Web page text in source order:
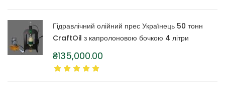
Гідравлічний олійний прес Українець 50 тонн
CraftOil з капролоновою бочкою 4 літри
₴135,000.00